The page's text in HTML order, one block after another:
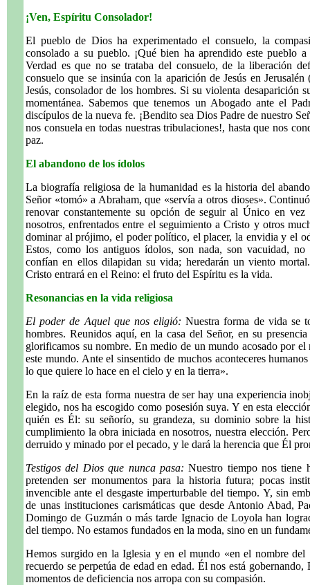
¡Ven, Espíritu Consolador!
El pueblo de Dios ha experimentado el consuelo, la
consolado a su pueblo. ¡Qué bien ha aprendido este pueblo
Verdad es que no se trataba del consuelo, de la liberación
consuelo que se insinúa con la aparición de Jesús en
Jesús, consolador de los hombres. Si su violenta desaparición
momentánea. Sabemos que tenemos un Abogado ante el
discípulos de la nueva fe. ¡Bendito sea Dios Padre de nuestro
nos consuela en todas nuestras tribulaciones!, hasta que nos
paz.
El abandono de los ídolos
La biografía religiosa de la humanidad es la historia del
Señor «tomó» a Abraham, que «servía a otros dioses».
renovar constantemente su opción de seguir al Único en
nosotros, enfrentados entre el seguimiento a Cristo y otros
dominar al prójimo, el poder político, el placer, la envidia y el
Estos, como los antiguos ídolos, son nada, son vacuidad, no
confían en ellos dilapidan su vida; heredarán un viento
Cristo entrará en el Reino: el fruto del Espíritu es la vida.
Resonancias en la vida religiosa
El poder de Aquel que nos eligió: Nuestra forma de vida se
hombres. Reunidos aquí, en la casa del Señor, en su
glorificamos su nombre. En medio de un mundo acosado por
este mundo. Ante el sinsentido de muchos aconteceres
lo que quiere lo hace en el cielo y en la tierra».
En la raíz de esta forma nuestra de ser hay una experiencia
elegido, nos ha escogido como posesión suya. Y en esta
quién es Él: su señorío, su grandeza, su dominio sobre la
cumplimiento la obra iniciada en nosotros, nuestra elección.
derruido y minado por el pecado, y le dará la herencia que Él
Testigos del Dios que nunca pasa: Nuestro tiempo nos tiene
pretenden ser monumentos para la historia futura; pocas
invencible ante el desgaste imperturbable del tiempo. Y, sin
de unas instituciones carismáticas que desde Antonio Abad,
Domingo de Guzmán o más tarde Ignacio de Loyola han
del tiempo. No estamos fundados en la moda, sino en un
Hemos surgido en la Iglesia y en el mundo «en el nombre
recuerdo se perpetúa de edad en edad. Él nos está
momentos de deficiencia nos arropa con su compasión.